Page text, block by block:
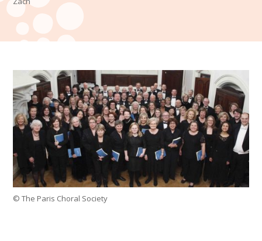
© The Paris Choral Society